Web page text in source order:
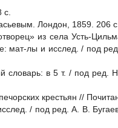
Лондон, 1859. 206 с.
из села Усть-
мат-лы и исслед. / под
словарь: в 5 т. / под
крестьян //
/ под ред. А. В.